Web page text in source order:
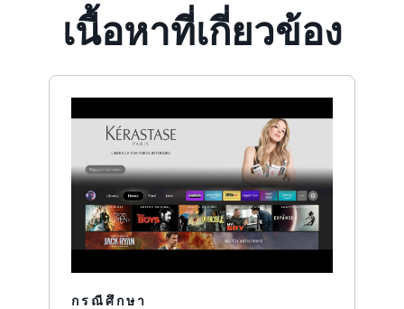
เนื้อหาที่เกี่ยวข้อง
กรณีศึกษา